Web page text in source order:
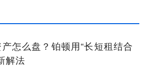
怎么盘？铂顿用“长短租结合
解法